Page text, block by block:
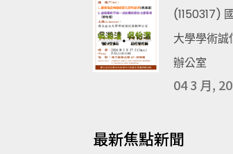
(1150317)
大學學術誠
辦公室
04 3 月,
最新焦點新聞